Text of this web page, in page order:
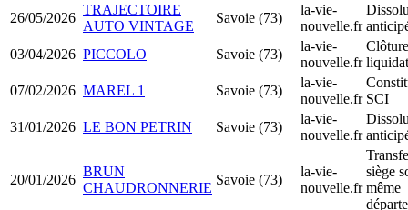
26/05/2026
TRAJECTOIRE
AUTO VINTAGE
Savoie (73)
la-vie-
nouvelle.fr
03/04/2026 PICCOLO Savoie (73)
la-vie-
nouvelle.fr
07/02/2026 MAREL 1 Savoie (73)
la-vie-
nouvelle.fr SCI
31/01/2026 LE BON PETRIN Savoie (73)
la-vie-
nouvelle.fr
20/01/2026
BRUN
CHAUDRONNERIE
Savoie (73)
la-vie-
nouvelle.fr
siège
même